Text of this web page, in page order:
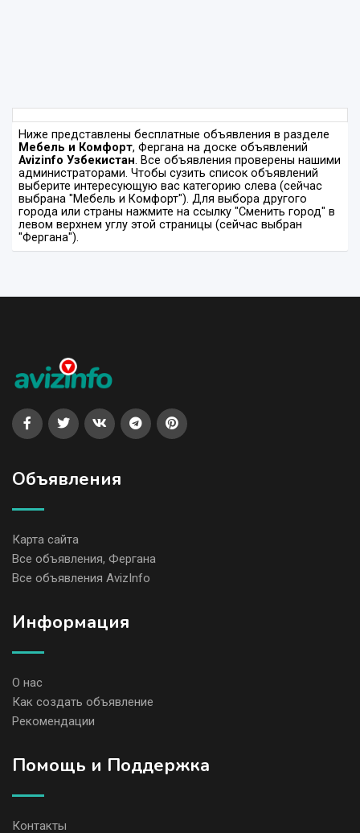
Ниже представлены бесплатные объявления в разделе
Мебель и Комфорт, Фергана на доске объявлений
Avizinfo Узбекистан. Все объявления проверены нашими
администраторами. Чтобы сузить список объявлений
выберите интересующую вас категорию слева (сейчас
выбрана "Мебель и Комфорт"). Для выбора другого
города или страны нажмите на ссылку "Сменить город" в
левом верхнем углу этой страницы (сейчас выбран
"Фергана").
Объявления
Карта сайта
Все объявления, Фергана
Все объявления AvizInfo
Информация
О нас
Как создать объявление
Рекомендации
Помощь и Поддержка
Контакты